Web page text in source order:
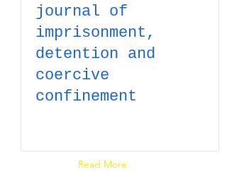
Read More
journal of
imprisonment,
detention and
coercive
confinement